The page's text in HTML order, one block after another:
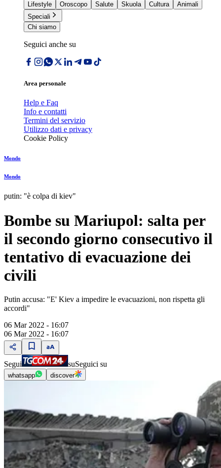
Lifestyle
Oroscopo Salute Skuola Cultura
Animali
Speciali
Chi siamo
Seguici anche su
Area personale
Help e Faq
Info e contatti
Termini del servizio
Utilizzo dati e privacy
Cookie Policy
Mondo
Mondo
putin: "è colpa di kiev"
Bombe su Mariupol: salta per
il secondo giorno consecutivo il
tentativo di evacuazione dei
civili
Putin accusa: "E' Kiev a impedire le evacuazioni, non rispetta gli
accordi"
06 Mar 2022 - 16:07
06 Mar 2022 - 16:07
Segui suSeguici su
whatsapp discover